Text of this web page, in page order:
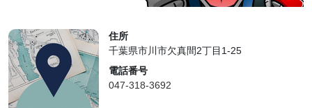
住所
千葉県市川市欠真間2丁目1-25
電話番号
047-318-3692